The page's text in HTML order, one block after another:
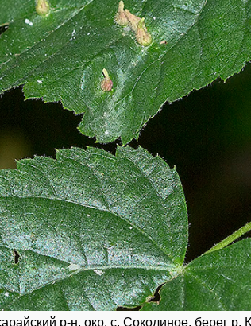
р-н, окр. с. Соколиное, берег р.